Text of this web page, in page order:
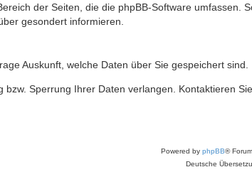
der Seiten, die die phpBB-Software
gesondert informieren.
Auskunft, welche Daten über Sie gespeichert sind.
bzw. Sperrung Ihrer Daten verlangen. Kontaktieren
Powered by phpBB®
Deutsche